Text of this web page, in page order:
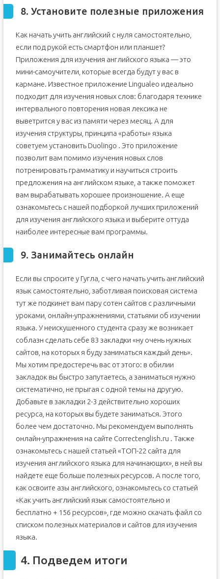
8. Установите полезные приложения
Как начать учить английский с нуля самостоятельно,
если под рукой есть смартфон или планшет?
Приложения для изучения английского языка — это
мини-самоучители, которые всегда будут у вас в
кармане. Известное приложение Lingualeo идеально
подходит для изучения новых слов: благодаря технике
интервального повторения новая лексика не
выветрится у вас из памяти через месяц. А для
изучения структуры, принципа «работы» языка
советуем установить Duolingo . Это приложение
позволит вам помимо изучения новых слов
потренировать грамматику и научиться строить
предложения на английском языке, а также поможет
вам вырабатывать хорошее произношение. А еще
ознакомьтесь с нашей подборкой лучших приложений
для изучения английского языка и выберите оттуда
наиболее интересные вам программы.
9. Занимайтесь онлайн
Если вы спросите у Гугла, с чего начать учить английский
язык самостоятельно, заботливая поисковая система
тут же подкинет вам пару сотен сайтов с различными
уроками, онлайн-упражнениями, статьями об изучении
языка. У неискушенного студента сразу же возникает
соблазн сделать себе 83 закладки «ну очень нужных
сайтов, на которых я буду заниматься каждый день».
Мы хотим предостеречь вас от этого: в обилии
закладок вы быстро запутаетесь, а заниматься нужно
систематично, не прыгая с одной темы на другую.
Добавьте в закладки 2-3 действительно хороших
ресурса, на которых вы будете заниматься. Этого
более чем достаточно. Мы рекомендуем выполнять
онлайн-упражнения на сайте Correctenglish.ru . Также
ознакомьтесь с нашей статьей «ТОП-22 сайта для
изучения английского языка для начинающих», в ней вы
найдете еще больше полезных ресурсов. А после того,
как освоите азы английского, ознакомьтесь со статьей
«Как учить английский язык самостоятельно и
бесплатно + 156 ресурсов», где можно скачать файл со
списком полезных материалов и сайтов для изучения
языка.
4. Подведем итоги